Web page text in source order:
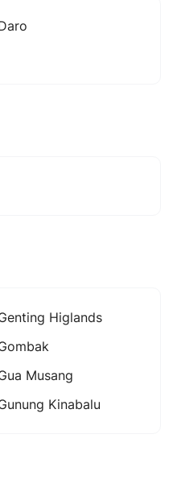
Higlands
Musang
Kinabalu